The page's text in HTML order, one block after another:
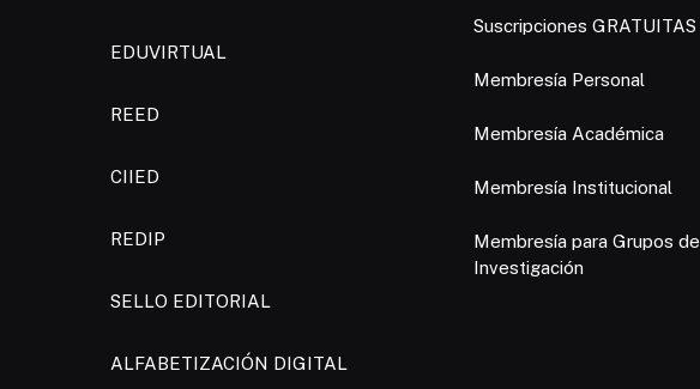
EDUVIRTUAL
REED
CIIED
REDIP
SELLO EDITORIAL
ALFABETIZACIÓN DIGITAL
Suscripciones GRATUITAS
Membresía Personal
Membresía Académica
Membresía Institucional
Membresía para Grupos de
Investigación